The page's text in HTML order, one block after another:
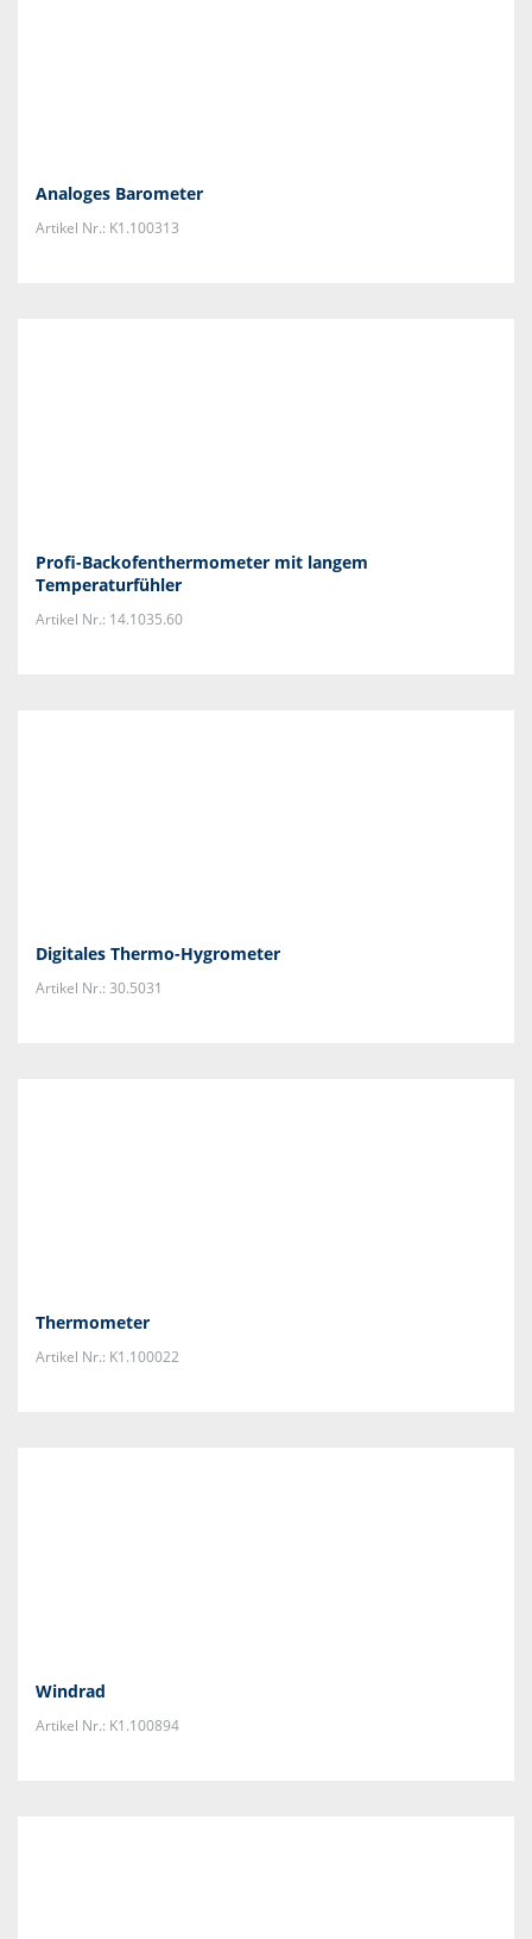
Analoges Barometer
Artikel Nr.: K1.100313
Profi-Backofenthermometer mit langem
Temperaturfühler
Artikel Nr.: 14.1035.60
Digitales Thermo-Hygrometer
Artikel Nr.: 30.5031
Thermometer
Artikel Nr.: K1.100022
Windrad
Artikel Nr.: K1.100894